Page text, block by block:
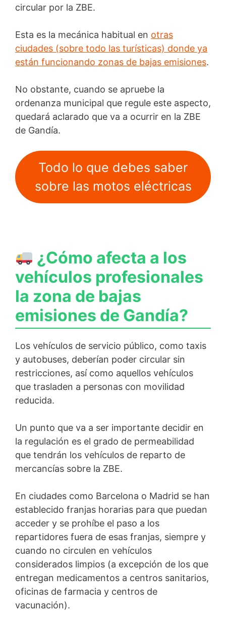
circular por la ZBE.
Esta es la mecánica habitual en otras
ciudades (sobre todo las turísticas) donde ya
están funcionando zonas de bajas emisiones.
No obstante, cuando se apruebe la
ordenanza municipal que regule este aspecto,
quedará aclarado que va a ocurrir en la ZBE
de Gandía.
Todo lo que debes saber
sobre las motos eléctricas
¿Cómo afecta a los
vehículos profesionales
la zona de bajas
emisiones de Gandía?
Los vehículos de servicio público, como taxis
y autobuses, deberían poder circular sin
restricciones, así como aquellos vehículos
que trasladen a personas con movilidad
reducida.
Un punto que va a ser importante decidir en
la regulación es el grado de permeabilidad
que tendrán los vehículos de reparto de
mercancías sobre la ZBE.
En ciudades como Barcelona o Madrid se han
establecido franjas horarias para que puedan
acceder y se prohíbe el paso a los
repartidores fuera de esas franjas, siempre y
cuando no circulen en vehículos
considerados limpios (a excepción de los que
entregan medicamentos a centros sanitarios,
oficinas de farmacia y centros de
vacunación).